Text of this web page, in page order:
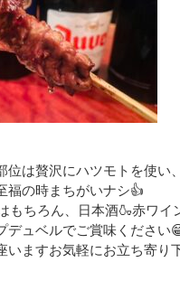
位は贅沢にハツモトを使い
福の時まちがいナシ👍
もちろん、日本酒🍶赤ワイ
デュベルでご賞味ください
いますお気軽にお立ち寄り